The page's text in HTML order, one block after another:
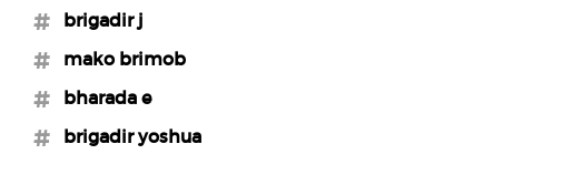
#brigadir j
#mako brimob
#bharada e
#brigadir yoshua